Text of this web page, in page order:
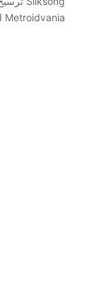
Metroidvania الحديثة، ليس…